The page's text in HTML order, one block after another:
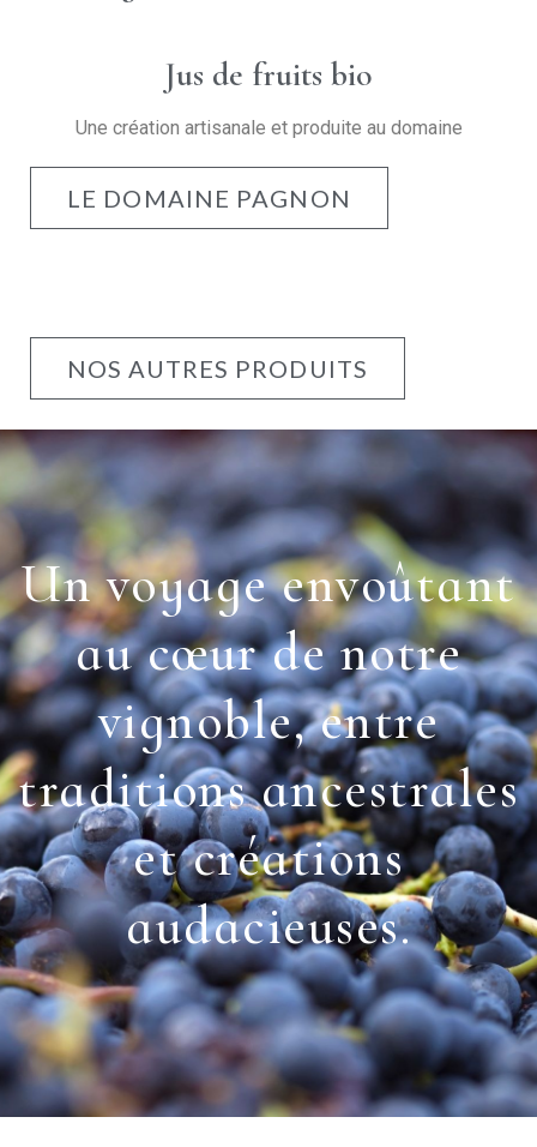
Jus de fruits bio
Une création artisanale et produite au domaine
LE DOMAINE PAGNON
NOS AUTRES PRODUITS
Un voyage envoûtant
au cœur de notre
vignoble, entre
traditions ancestrales
et créations
audacieuses.